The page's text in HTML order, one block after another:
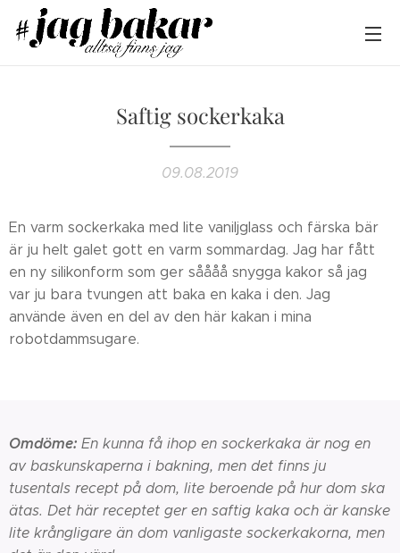
Saftig sockerkaka
09.08.2019
En varm sockerkaka med lite vaniljglass och färska bär
är ju helt galet gott en varm sommardag. Jag har fått
en ny silikonform som ger såååå snygga kakor så jag
var ju bara tvungen att baka en kaka i den. Jag
använde även en del av den här kakan i mina
robotdammsugare.
Omdöme: En kunna få ihop en sockerkaka är nog en
av baskunskaperna i bakning, men det finns ju
tusentals recept på dom, lite beroende på hur dom ska
ätas. Det här receptet ger en saftig kaka och är kanske
lite krångligare än dom vanligaste sockerkakorna, men